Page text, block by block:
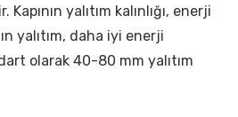
yalıtım kalınlığı, enerji
yalıtım, daha iyi enerji
olarak 40-80 mm yalıtım